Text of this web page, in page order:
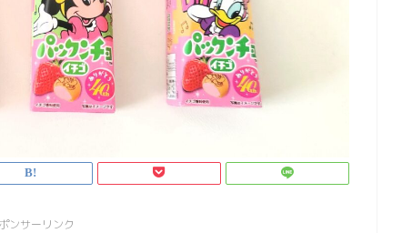
ンサーリンク